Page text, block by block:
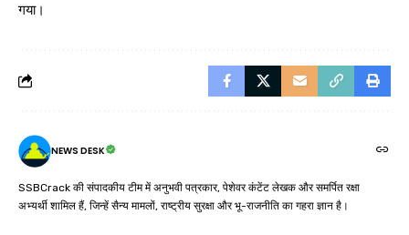
गया।
NEWS DESK
SSBCrack की संपादकीय टीम में अनुभवी पत्रकार, पेशेवर कंटेंट लेखक और समर्पित रक्षा
अभ्यर्थी शामिल हैं, जिन्हें सैन्य मामलों, राष्ट्रीय सुरक्षा और भू-राजनीति का गहरा ज्ञान है।